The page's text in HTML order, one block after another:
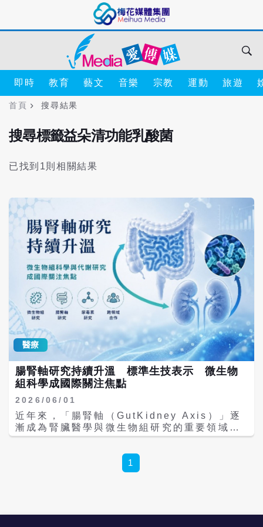
即時 教育 藝文 音樂 宗教 運動 旅遊
首頁 搜尋結果
搜尋標籤益朵清功能乳酸菌
已找到1則相關結果
醫療
腸腎軸研究持續升溫 標準生技表示 微生物
組科學成國際關注焦點
2026/06/01
近年來，「腸腎軸（GutKidney Axis）」逐
漸成為腎臟醫學與微生物組研究的重要領域。
隨著腸道菌相、代謝物與人體生理機制之間的
關聯性受到更多關注，國際相關研究持續累
積，也帶動國內腎臟醫學專家在腸道微生物組
科學和疾病營養領域的研究發展。 標準生技表
1